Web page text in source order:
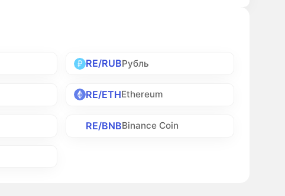
RE/RUBРубль
RE/ETHEthereum
RE/BNBBinance Coin